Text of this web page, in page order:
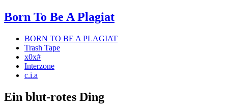
Born To Be A Plagiat
BORN TO BE A PLAGIAT
Trash Tape
x0x#
Interzone
c.i.a
Ein blut-rotes Ding